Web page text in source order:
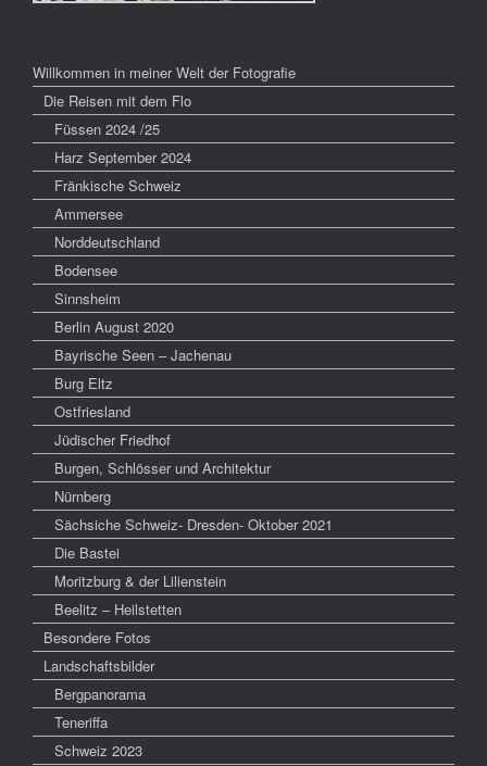
Willkommen in meiner Welt der Fotografie
Die Reisen mit dem Flo
Füssen 2024 /25
Harz September 2024
Fränkische Schweiz
Ammersee
Norddeutschland
Bodensee
Sinnsheim
Berlin August 2020
Bayrische Seen – Jachenau
Burg Eltz
Ostfriesland
Jüdischer Friedhof
Burgen, Schlösser und Architektur
Nürnberg
Sächsiche Schweiz- Dresden- Oktober 2021
Die Bastei
Moritzburg & der Lilienstein
Beelitz – Heilstetten
Besondere Fotos
Landschaftsbilder
Bergpanorama
Teneriffa
Schweiz 2023